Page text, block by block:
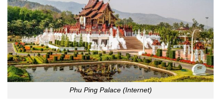
Phu Ping Palace (Internet)